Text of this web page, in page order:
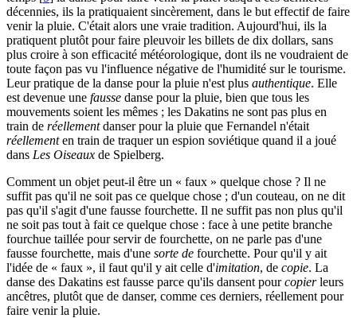
décennies, ils la pratiquaient sincèrement, dans le but effectif de faire
venir la pluie. C'était alors une vraie tradition. Aujourd'hui, ils la
pratiquent plutôt pour faire pleuvoir les billets de dix dollars, sans
plus croire à son efficacité météorologique, dont ils ne voudraient de
toute façon pas vu l'influence négative de l'humidité sur le tourisme.
Leur pratique de la danse pour la pluie n'est plus authentique. Elle
est devenue une fausse danse pour la pluie, bien que tous les
mouvements soient les mêmes ; les Dakatins ne sont pas plus en
train de réellementdanser pour la pluie que Fernandel n'était
réellementen train de traquer un espion soviétique quand il a joué
dans Les Oiseaux de Spielberg.
Comment un objet peut-il être un « faux » quelque chose ? Il ne
suffit pas qu'il ne soit pas ce quelque chose ; d'un couteau, on ne dit
pas qu'il s'agit d'une fausse fourchette. Il ne suffit pas non plus qu'il
ne soit pas tout à fait ce quelque chose : face à une petite branche
fourchue taillée pour servir de fourchette, on ne parle pas d'une
fausse fourchette, mais d'une sorte de fourchette. Pour qu'il y ait
l'idée de « faux », il faut qu'il y ait celle d'imitation, de copie. La
danse des Dakatins est fausse parce qu'ils dansent pourcopierleurs
ancêtres, plutôt que de danser, comme ces derniers, réellement pour
faire venir la pluie.